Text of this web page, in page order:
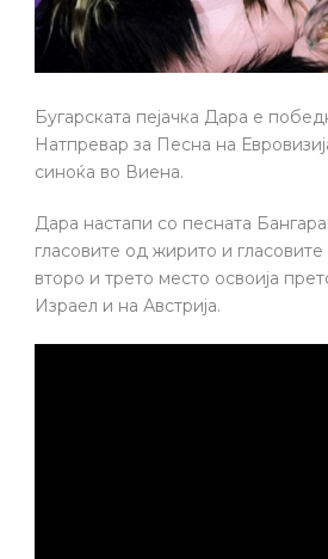
Бугарската пејачка Дара е
Натпревар за Песна на
синоќа во Виена.
Дара настапи со песната
гласовите од жирито и
второ и трето место освоија
Израел и на Австрија.